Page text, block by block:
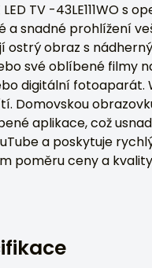
TV -43LE111WO s
a snadné prohlížení
ostrý obraz s
své oblíbené filmy
digitální
Domovskou
aplikace, což
a poskytuje
poměru ceny a